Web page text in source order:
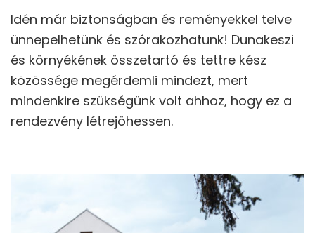
Idén már biztonságban és reményekkel telve
ünnepelhetünk és szórakozhatunk! Dunakeszi
és környékének összetartó és tettre kész
közössége megérdemli mindezt, mert
mindenkire szükségünk volt ahhoz, hogy ez a
rendezvény létrejöhessen.